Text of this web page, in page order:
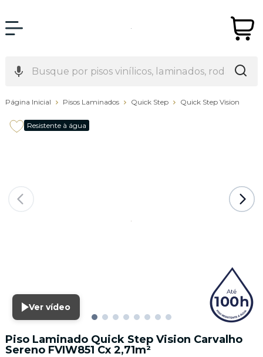
Página Inicial Pisos Laminados Quick Step Quick Step Vision
Resistente à água
Ver vídeo
Piso Laminado Quick Step Vision Carvalho
Sereno FVIW851 Cx 2,71m²